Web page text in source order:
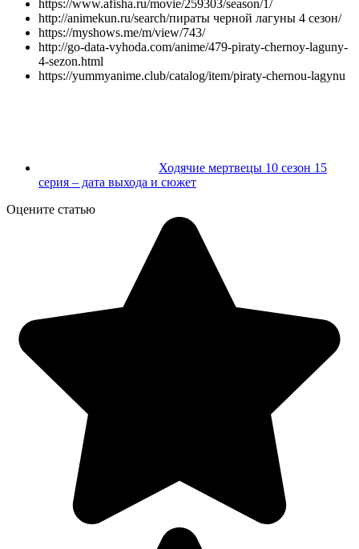
https://www.afisha.ru/movie/259303/season/1/
http://animekun.ru/search/пираты черной лагуны 4 сезон/
https://myshows.me/m/view/743/
http://go-data-vyhoda.com/anime/479-piraty-chernoy-laguny-
4-sezon.html
https://yummyanime.club/catalog/item/piraty-chernou-lagynu
Ходячие мертвецы 10 сезон 15
серия – дата выхода и сюжет
Оцените статью